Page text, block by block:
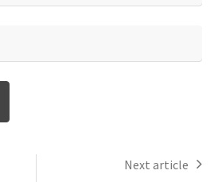
Next article